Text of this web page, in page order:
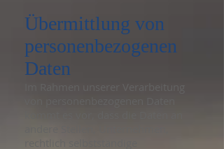
Übermittlung von
personenbezogenen
Daten